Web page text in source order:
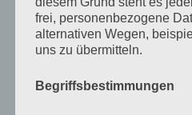
November 2011
Oktober 2011
August 2011
frei, personenbezogene
alternativen Wegen,
uns zu übermitteln.
Begriffsbestimmungen